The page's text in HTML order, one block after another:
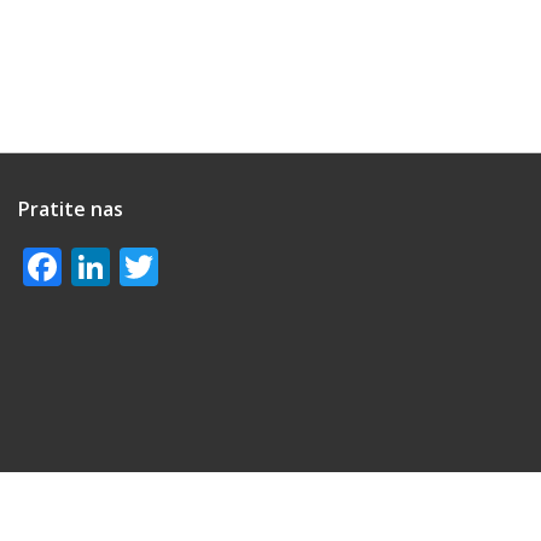
Pratite nas
Facebook
LinkedIn